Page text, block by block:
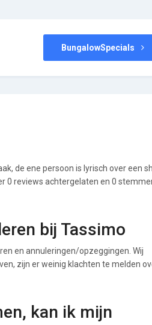
BungalowSpecials
de ene persoon is lyrisch over een
0 reviews achtergelaten en 0
bij Tassimo
en annuleringen/opzeggingen. Wij
zijn er weinig klachten te melden
kan ik mijn